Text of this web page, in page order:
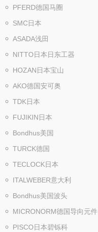
PFERD德国马圈
SMC日本
ASADA浅田
NITTO日本日东工器
HOZAN日本宝山
AKO德国安可奥
TDK日本
FUJIKIN日本
Bondhus美国
TURCK德国
TECLOCK日本
ITALWEBER意大利
Bondhus美国波头
MICRONORM德国导向元件
PISCO日本碧铄科